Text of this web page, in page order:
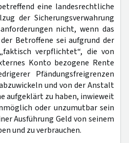
eine landesrechtliche
der Sicherungsverwahrung
nicht, wenn das
Betroffene sei aufgrund der
verpflichtet“, die von
Konto bezogene Rente
Pfändungsfreigrenzen
und von der Anstalt
aufgeklärt zu haben, inwieweit
oder unzumutbar sein
Ausführung Geld von seinem
und zu verbrauchen.